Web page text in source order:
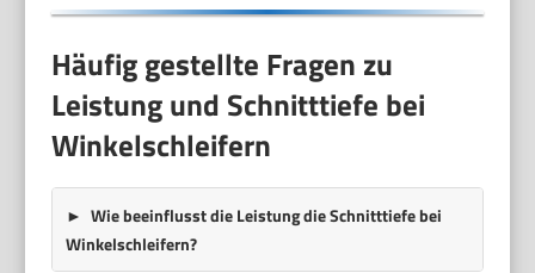
Häufig gestellte Fragen zu
Leistung und Schnitttiefe bei
Winkelschleifern
Wie beeinflusst die Leistung die Schnitttiefe bei
Winkelschleifern?